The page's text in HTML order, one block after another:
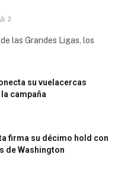
2
las Grandes Ligas, los
su vuelacercas
campaña
firma su décimo hold con
de Washington